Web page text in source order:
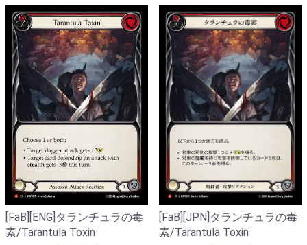
[FaB][ENG]タランチュラの毒
素/Tarantula Toxin
[FaB][JPN]タランチュラの毒
素/Tarantula Toxin